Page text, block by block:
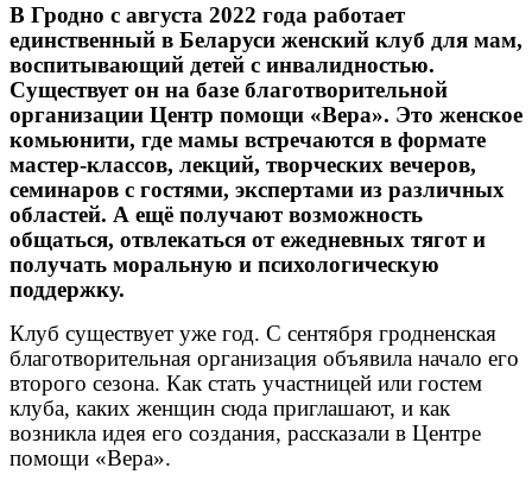
В Гродно с августа 2022 года работает
единственный в Беларуси женский клуб для мам,
воспитывающий детей с инвалидностью.
Существует он на базе благотворительной
организации Центр помощи «Вера». Это женское
комьюнити, где мамы встречаются в формате
мастер-классов, лекций, творческих вечеров,
семинаров с гостями, экспертами из различных
областей. А ещё получают возможность
общаться, отвлекаться от ежедневных тягот и
получать моральную и психологическую
поддержку.
Клуб существует уже год. С сентября гродненская
благотворительная организация объявила начало его
второго сезона. Как стать участницей или гостем
клуба, каких женщин сюда приглашают, и как
возникла идея его создания, рассказали в Центре
помощи «Вера».